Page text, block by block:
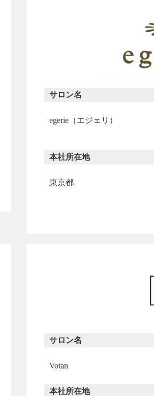
サロン名
egerie（エジェリ）
本社所在地
東京都
サロン名
Votan
本社所在地